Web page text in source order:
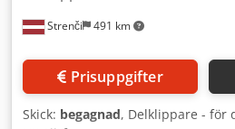
Strenči 491 km
Prisuppgifter
Skick: begagnad, Delklippare - för